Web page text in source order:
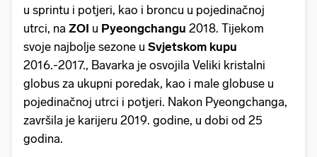
u sprintu i potjeri, kao i broncu u pojedinačnoj
utrci, na ZOI u Pyeongchangu 2018. Tijekom
svoje najbolje sezone u Svjetskom kupu
2016.-2017., Bavarka je osvojila Veliki kristalni
globus za ukupni poredak, kao i male globuse u
pojedinačnoj utrci i potjeri. Nakon Pyeongchanga,
završila je karijeru 2019. godine, u dobi od 25
godina.